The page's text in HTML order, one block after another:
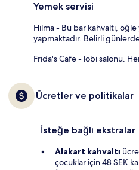
Yemek servisi
Hilma - Bu bar kahvaltı,
yapmaktadır. Belirli
Frida's Cafe - lobi salonu.
Ücretler ve politikalar
İsteğe bağlı ekstralar
Alakart kahvaltı
çocuklar için 48 SEK